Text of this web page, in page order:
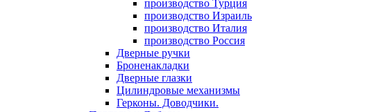
производство Турция
производство Израиль
производство Италия
производство Россия
Дверные ручки
Броненакладки
Дверные глазки
Цилиндровые механизмы
Герконы. Доводчики.